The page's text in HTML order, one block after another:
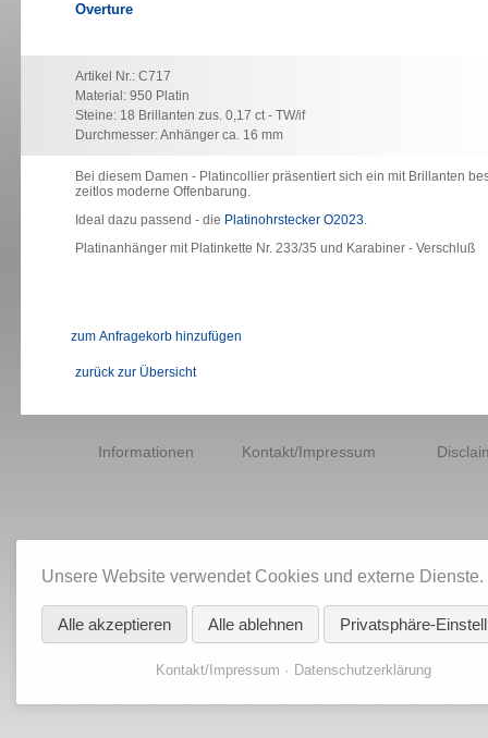
Overture
Artikel Nr.: C717
Material: 950 Platin
Steine: 18 Brillanten zus. 0,17 ct - TW/if
Durchmesser: Anhänger ca. 16 mm
Bei diesem Damen - Platincollier präsentiert sich ein mit Brillanten
zeitlos moderne Offenbarung.
Ideal dazu passend - die Platinohrstecker O2023.
Platinanhänger mit Platinkette Nr. 233/35 und Karabiner - Verschluß
zurück zur Übersicht
Informationen Kontakt/Impressum
Unsere Website verwendet Cookies und externe Dienste.
Alle akzeptieren Alle ablehnen Privatsphäre-
Kontakt/Impressum Datenschutzerklärung